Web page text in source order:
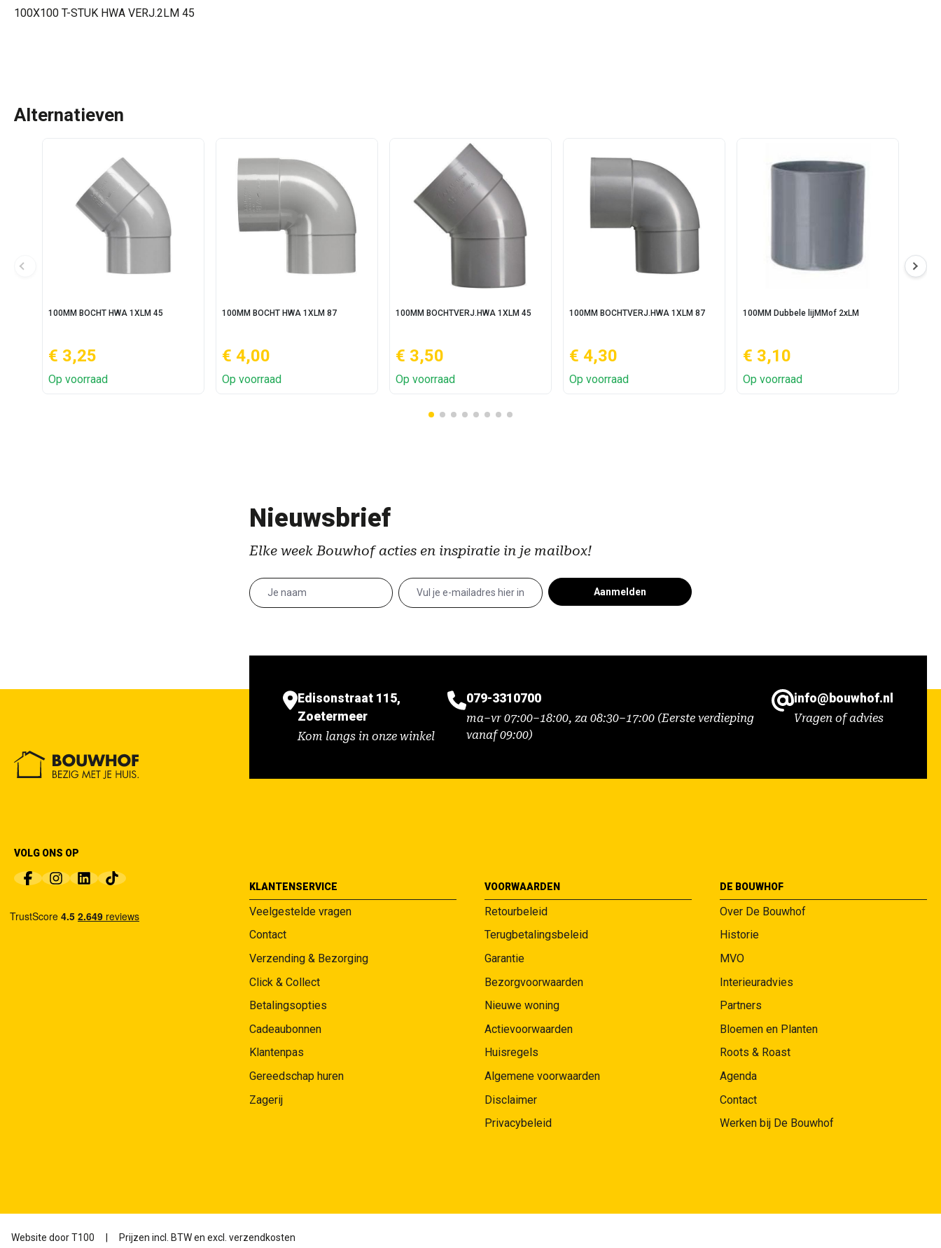
100X100 T-STUK HWA VERJ.2LM 45
Alternatieven
100MM BOCHT HWA 1XLM 45
€ 3,25
Op voorraad
100MM BOCHT HWA 1XLM 87
€ 4,00
Op voorraad
100MM BOCHTVERJ.HWA 1XLM 45
€ 3,50
Op voorraad
100MM BOCHTVERJ.HWA 1XLM 87
€ 4,30
Op voorraad
100MM Dubbele lijMMof 2xLM
€ 3,10
Op voorraad
Nieuwsbrief
Elke week Bouwhof acties en inspiratie in je mailbox!
Aanmelden
Edisonstraat 115,
Zoetermeer
Kom langs in onze winkel
079-3310700
ma–vr 07:00–18:00, za 08:30–17:00 (Eerste verdieping
vanaf 09:00)
info@bouwhof.nl
Vragen of advies
VOLG ONS OP
KLANTENSERVICE
Veelgestelde vragen
Contact
Verzending & Bezorging
Click & Collect
Betalingsopties
Cadeaubonnen
Klantenpas
Gereedschap huren
Zagerij
VOORWAARDEN
Retourbeleid
Terugbetalingsbeleid
Garantie
Bezorgvoorwaarden
Nieuwe woning
Actievoorwaarden
Huisregels
Algemene voorwaarden
Disclaimer
Privacybeleid
DE BOUWHOF
Over De Bouwhof
Historie
MVO
Interieuradvies
Partners
Bloemen en Planten
Roots & Roast
Agenda
Contact
Werken bij De Bouwhof
Website doorT100 Prijzen incl. BTW en excl. verzendkosten